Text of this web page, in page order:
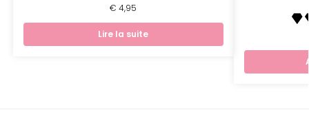
€ 4,95
Lire la suite